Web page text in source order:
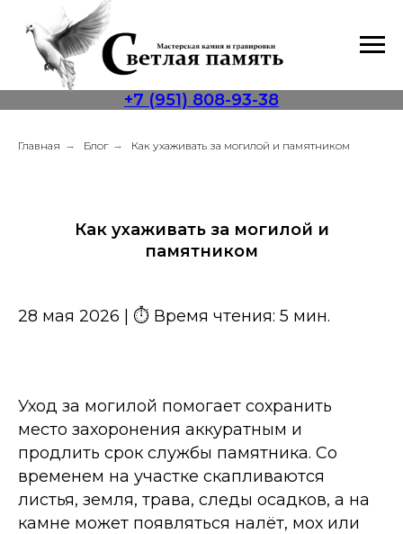
+7 (951) 808-93-38
Главная → Блог → Как ухаживать за могилой и памятником
Как ухаживать за могилой и
памятником
28 мая 2026 | ⏱ Время чтения: 5 мин.
Уход за могилой помогает сохранить
место захоронения аккуратным и
продлить срок службы памятника. Со
временем на участке скапливаются
листья, земля, трава, следы осадков, а на
камне может появляться налёт, мох или